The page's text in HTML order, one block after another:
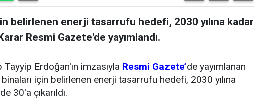
belirlenen enerji tasarrufu hedefi, 2030 yılına kadar
Resmi Gazete'de yayımlandı.
Tayyip Erdoğan'ın imzasıyla Resmi Gazete’de yayımlanan
için belirlenen enerji tasarrufu hedefi, 2030 yılına
30'a çıkarıldı.